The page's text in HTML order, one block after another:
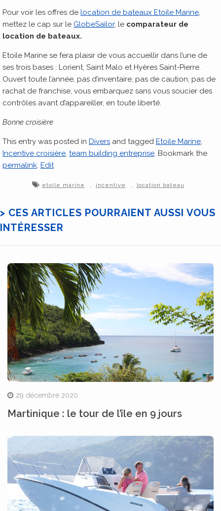
Pour voir les offres de location de bateaux Etoile Marine,
mettez le cap sur le GlobeSailor, le comparateur de
location de bateaux.
Etoile Marine se fera plaisir de vous accueillir dans l’une de
ses trois bases : Lorient, Saint Malo et Hyères Saint-Pierre.
Ouvert toute l’année, pas d’inventaire, pas de caution, pas de
rachat de franchise, vous embarquez sans vous soucier des
contrôles avant d’appareiller, en toute liberté.
Bonne croisière
This entry was posted in Divers and tagged Etoile Marine,
Incentive croisière, team building entreprise. Bookmark the
permalink. Edit
etoile marine incentive location bateau
> CES ARTICLES POURRAIENT AUSSI VOUS
INTÉRESSER
29 décembre 2020
Martinique : le tour de l’île en 9 jours